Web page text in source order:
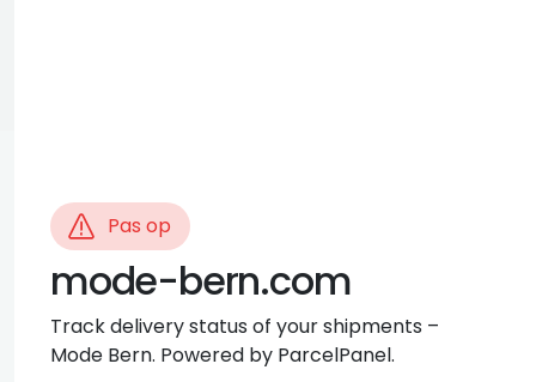
Pas op
mode-bern.com
Track delivery status of your shipments –
Mode Bern. Powered by ParcelPanel.